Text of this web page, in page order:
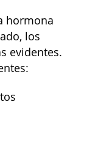
hormona
los
evidentes.